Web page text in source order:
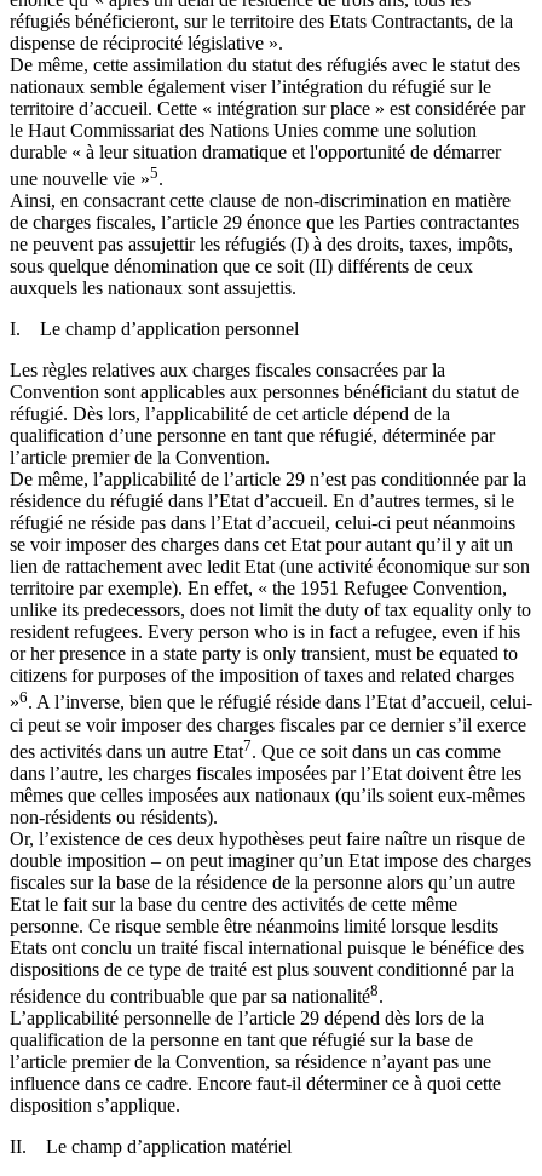
réfugiés bénéficieront, sur le territoire des Etats Contractants, de la
dispense de réciprocité législative ».
De même, cette assimilation du statut des réfugiés avec le statut des
nationaux semble également viser l’intégration du réfugié sur le
territoire d’accueil. Cette « intégration sur place » est considérée par
le Haut Commissariat des Nations Unies comme une solution
durable « à leur situation dramatique et l'opportunité de démarrer
une nouvelle vie »5.
Ainsi, en consacrant cette clause de non-discrimination en matière
de charges fiscales, l’article 29 énonce que les Parties contractantes
ne peuvent pas assujettir les réfugiés (I) à des droits, taxes, impôts,
sous quelque dénomination que ce soit (II) différents de ceux
auxquels les nationaux sont assujettis.
I. Le champ d’application personnel
Les règles relatives aux charges fiscales consacrées par la
Convention sont applicables aux personnes bénéficiant du statut de
réfugié. Dès lors, l’applicabilité de cet article dépend de la
qualification d’une personne en tant que réfugié, déterminée par
l’article premier de la Convention.
De même, l’applicabilité de l’article 29 n’est pas conditionnée par la
résidence du réfugié dans l’Etat d’accueil. En d’autres termes, si le
réfugié ne réside pas dans l’Etat d’accueil, celui-ci peut néanmoins
se voir imposer des charges dans cet Etat pour autant qu’il y ait un
lien de rattachement avec ledit Etat (une activité économique sur son
territoire par exemple). En effet, « the 1951 Refugee Convention,
unlike its predecessors, does not limit the duty of tax equality only to
resident refugees. Every person who is in fact a refugee, even if his
or her presence in a state party is only transient, must be equated to
citizens for purposes of the imposition of taxes and related charges
»6. A l’inverse, bien que le réfugié réside dans l’Etat d’accueil, celui-
ci peut se voir imposer des charges fiscales par ce dernier s’il exerce
des activités dans un autre Etat7. Que ce soit dans un cas comme
dans l’autre, les charges fiscales imposées par l’Etat doivent être les
mêmes que celles imposées aux nationaux (qu’ils soient eux-mêmes
non-résidents ou résidents).
Or, l’existence de ces deux hypothèses peut faire naître un risque de
double imposition – on peut imaginer qu’un Etat impose des charges
fiscales sur la base de la résidence de la personne alors qu’un autre
Etat le fait sur la base du centre des activités de cette même
personne. Ce risque semble être néanmoins limité lorsque lesdits
Etats ont conclu un traité fiscal international puisque le bénéfice des
dispositions de ce type de traité est plus souvent conditionné par la
résidence du contribuable que par sa nationalité8.
L’applicabilité personnelle de l’article 29 dépend dès lors de la
qualification de la personne en tant que réfugié sur la base de
l’article premier de la Convention, sa résidence n’ayant pas une
influence dans ce cadre. Encore faut-il déterminer ce à quoi cette
disposition s’applique.
II. Le champ d’application matériel